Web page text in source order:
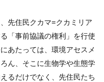
先住民クカマ=クカミリア
「事前協議の権利」を行使
あたっては、環境アセスメ
ん、そこに生物学や生態学
るだけでなく、先住民たち